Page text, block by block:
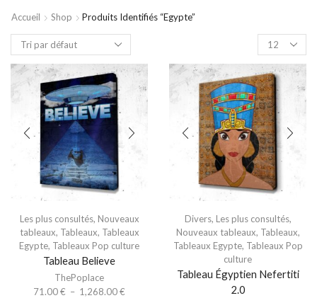
Accueil Shop Produits Identifiés “egypte”
Les plus consultés, Nouveaux
tableaux, Tableaux, Tableaux
Egypte, Tableaux Pop culture
Tableau Believe
ThePoplace
71.00€ – 1,268.00€
Divers, Les plus consultés,
Nouveaux tableaux, Tableaux,
Tableaux Egypte, Tableaux Pop
culture
Tableau Égyptien Nefertiti
2.0